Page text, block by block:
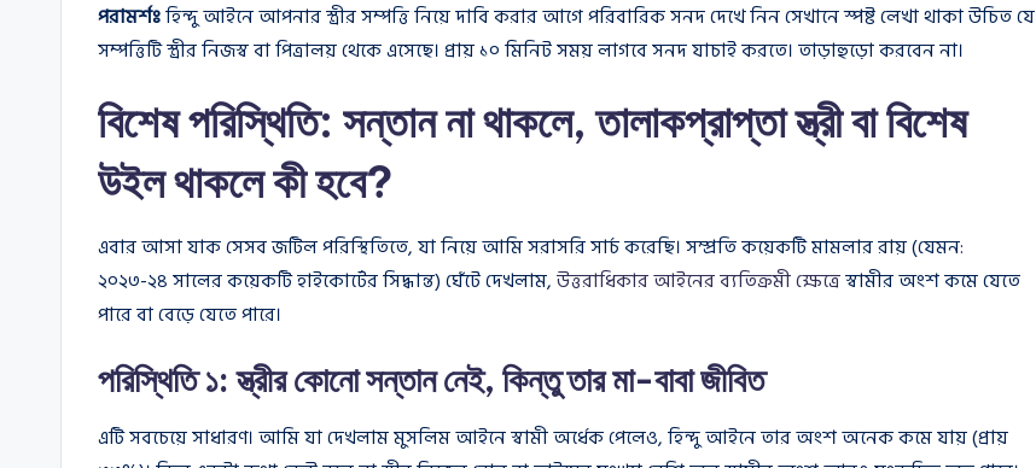
পরামর্শঃহিন্দু আইনে আপনার স্ত্রীর সম্পত্তি নিয়ে দাবি করার আগে পরিবারিক সনদ দেখে নিন সেখানে স্পষ্ট লেখা থাকা উচিত যে
সম্পত্তিটি স্ত্রীর নিজস্ব বা পিত্রালয় থেকে এসেছে। প্রায় ১০ মিনিট সময় লাগবে সনদ যাচাই করতে। তাড়াহুড়ো করবেন না।
বিশেষ পরিস্থিতি: সন্তান না থাকলে, তালাকপ্রাপ্তা স্ত্রী বা বিশেষ
উইল থাকলে কী হবে?
এবার আসা যাক সেসব জটিল পরিস্থিতিতে, যা নিয়ে আমি সরাসরি সার্চ করেছি। সম্প্রতি কয়েকটি মামলার রায় (যেমন:
২০২৩-২৪ সালের কয়েকটি হাইকোর্টের সিদ্ধান্ত) ঘেঁটে দেখলাম,উত্তরাধিকার আইনের ব্যতিক্রমী ক্ষেত্রেস্বামীর অংশ কমে যেতে
পারে বা বেড়ে যেতে পারে।
পরিস্থিতি ১: স্ত্রীর কোনো সন্তান নেই, কিন্তু তার মা-বাবা জীবিত
এটি সবচেয়ে সাধারণ। আমি যা দেখলাম মুসলিম আইনে স্বামী অর্ধেক পেলেও, হিন্দু আইনে তার অংশ অনেক কমে যায় (প্রায়